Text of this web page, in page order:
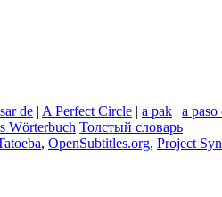
de | A Perfect Circle | a pak | a paso
Wörterbuch Толстый словарь
, OpenSubtitles.org, Project